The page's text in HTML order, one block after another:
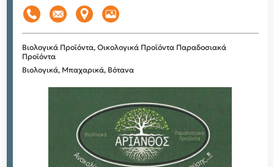
Βιολογικά Προϊόντα, Οικολογικά Προϊόντα Παραδοσιακά
Προϊόντα
Βιολογικά, Μπαχαρικά, Βότανα